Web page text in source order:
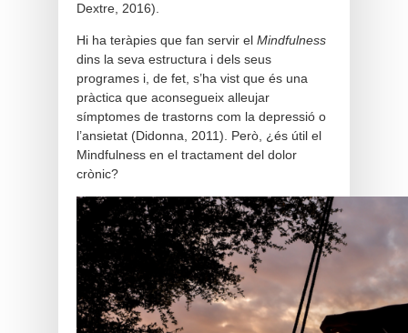
Dextre, 2016).
Hi ha teràpies que fan servir el Mindfulness
dins la seva estructura i dels seus
programes i, de fet, s’ha vist que és una
pràctica que aconsegueix alleujar
símptomes de trastorns com la depressió o
l’ansietat (Didonna, 2011). Però, ¿és útil el
Mindfulness en el tractament del dolor
crònic?